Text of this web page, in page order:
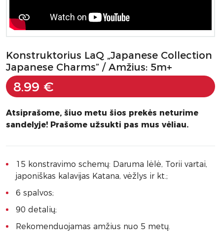
Konstruktorius LaQ „Japanese Collection
Japanese Charms” / Amžius: 5m+
8.99 €
Atsiprašome, šiuo metu šios prekės neturime
sandelyje! Prašome užsukti pas mus vėliau.
15 konstravimo schemų: Daruma lėlė, Torii vartai,
japoniškas kalavijas Katana, vėžlys ir kt.;
6 spalvos;
90 detalių;
Rekomenduojamas amžius nuo 5 metų.